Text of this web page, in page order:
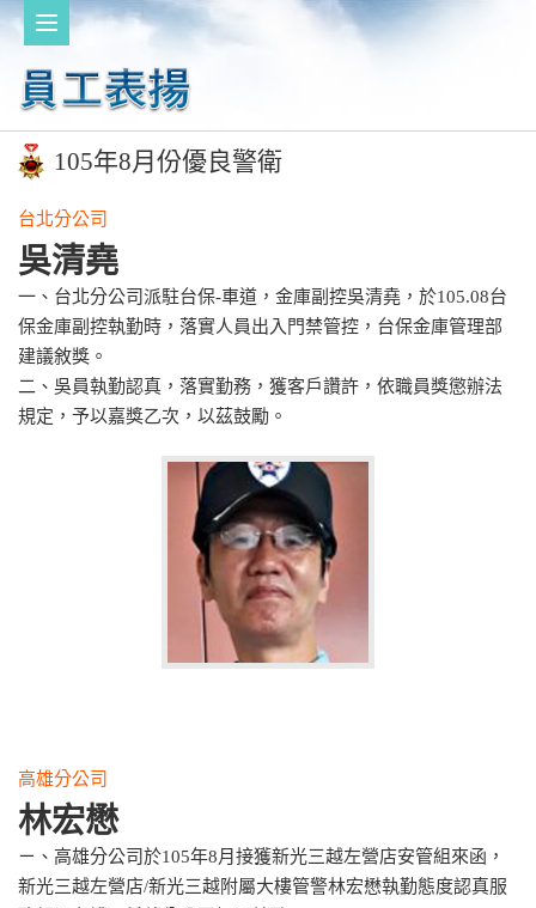
105年8月份優良警衛
台北分公司
吳清堯
一、台北分公司派駐台保-車道，金庫副控吳清堯，於105.08台
保金庫副控執勤時，落實人員出入門禁管控，台保金庫管理部
建議敘獎。
二、吳員執勤認真，落實勤務，獲客戶讚許，依職員獎懲辦法
規定，予以嘉獎乙次，以茲鼓勵。
高雄分公司
林宏懋
ㄧ、高雄分公司於105年8月接獲新光三越左營店安管組來函，
新光三越左營店/新光三越附屬大樓管警林宏懋執勤態度認真服